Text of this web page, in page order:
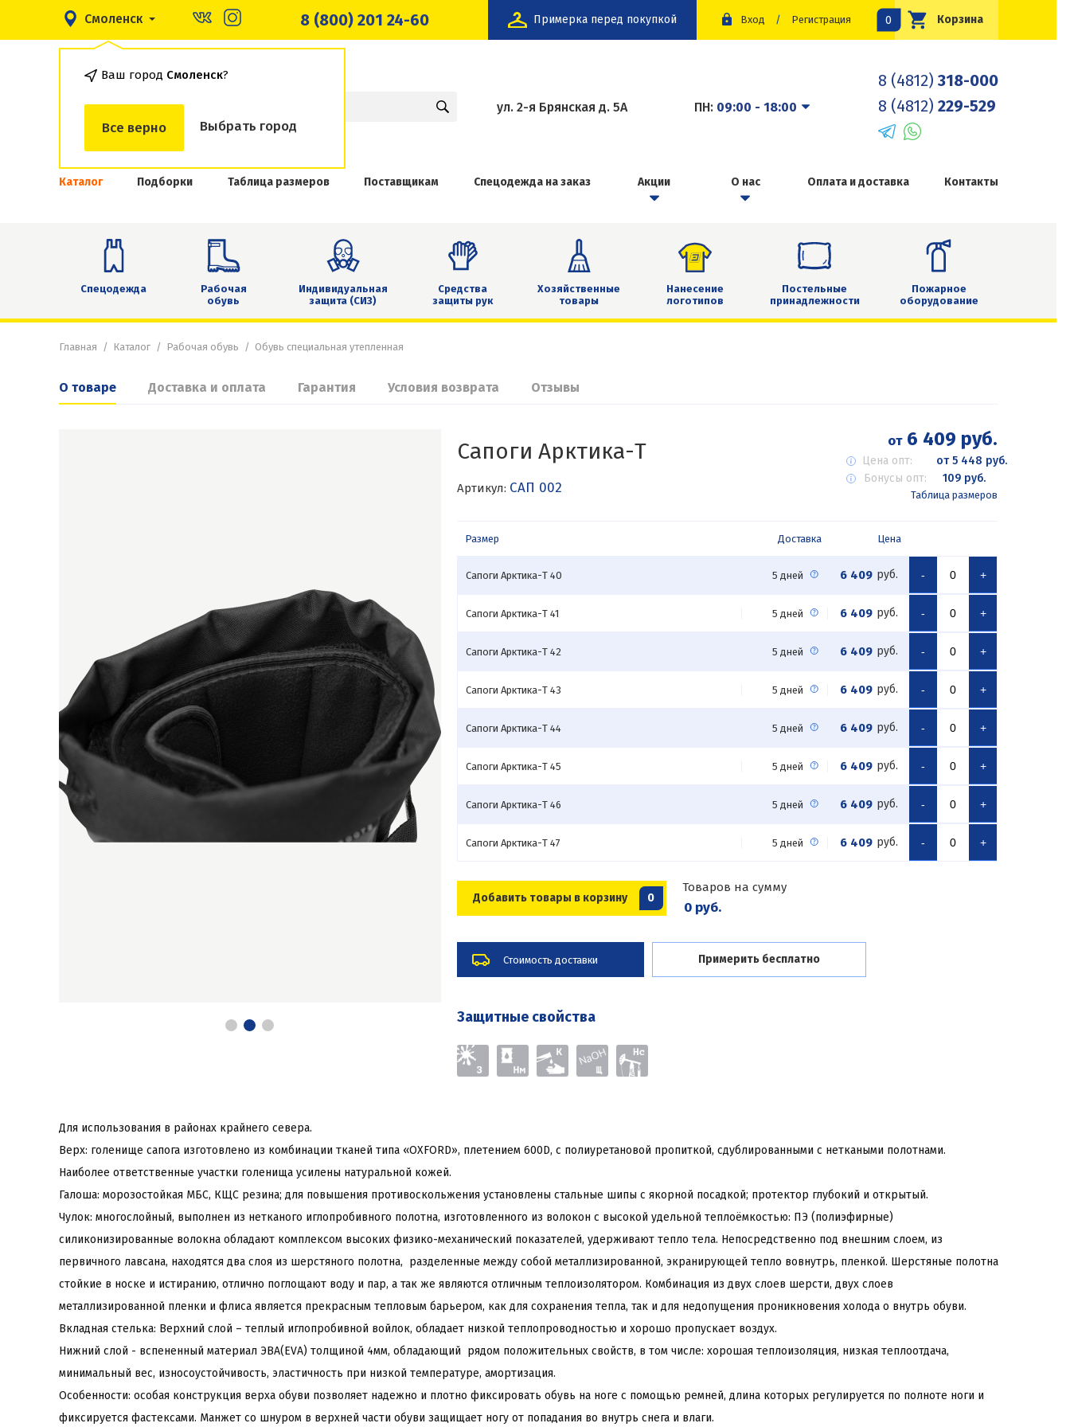
Смоленск
Ваш город Смоленск?
Все верно Выбрать город
8 (800) 201 24-60 Примерка перед покупкой Вход / Регистрация Корзина
0
ул. 2-я Брянская д. 5А ПН: 09:00 - 18:00
8 (4812) 318-000
8 (4812) 229-529
Каталог Подборки Таблица размеров Поставщикам Спецодежда на заказ Акции О нас Оплата и доставка Контакты
Спецодежда
Рабочая
обувь
Индивидуальная
защита (СИЗ)
Средства
защиты рук
Хозяйственные
товары
Нанесение
логотипов
Постельные
принадлежности
Пожарное
оборудование
Главная Каталог Рабочая обувь Обувь специальная утепленная
О товаре Доставка и оплата Гарантия Условия возврата Отзывы
Сапоги Арктика-Т
Артикул: САП 002
от6 409 руб.
Цена опт:
от 5 448 руб.
Бонусы опт:
109 руб.
Таблица размеров
Размер Доставка Цена
Сапоги Арктика-Т 40 5 дней 6 409 руб. - +
Сапоги Арктика-Т 41 5 дней 6 409 руб. - +
Сапоги Арктика-Т 42 5 дней 6 409 руб. - +
Сапоги Арктика-Т 43 5 дней 6 409 руб. - +
Сапоги Арктика-Т 44 5 дней 6 409 руб. - +
Сапоги Арктика-Т 45 5 дней 6 409 руб. - +
Сапоги Арктика-Т 46 5 дней 6 409 руб. - +
Сапоги Арктика-Т 47 5 дней 6 409 руб. - +
Добавить товары в корзину 0
Товаров на сумму
0 руб.
Стоимость доставки Примерить бесплатно
Защитные свойства
Для использования в районах крайнего севера.
Верх: голенище сапога изготовлено из комбинации тканей типа «OXFORD», плетением 600D, с полиуретановой пропиткой, сдублированными с неткаными полотнами.
Наиболее ответственные участки голенища усилены натуральной кожей.
Галоша: морозостойкая МБС, КЩС резина; для повышения противоскольжения установлены стальные шипы с якорной посадкой; протектор глубокий и открытый.
Чулок: многослойный, выполнен из нетканого иглопробивного полотна, изготовленного из волокон с высокой удельной теплоёмкостью: ПЭ (полиэфирные)
силиконизированные волокна обладают комплексом высоких физико-механический показателей, удерживают тепло тела. Непосредственно под внешним слоем, из
первичного лавсана, находятся два слоя из шерстяного полотна, разделенные между собой металлизированной, экранирующей тепло вовнутрь, пленкой. Шерстяные полотна
стойкие в носке и истиранию, отлично поглощают воду и пар, а так же являются отличным теплоизолятором. Комбинация из двух слоев шерсти, двух слоев
металлизированной пленки и флиса является прекрасным тепловым барьером, как для сохранения тепла, так и для недопущения проникновения холода о внутрь обуви.
Вкладная стелька: Верхний слой – теплый иглопробивной войлок, обладает низкой теплопроводностью и хорошо пропускает воздух.
Нижний слой - вспененный материал ЭВА(EVA) толщиной 4мм, обладающий рядом положительных свойств, в том числе: хорошая теплоизоляция, низкая теплоотдача,
минимальный вес, износоустойчивость, эластичность при низкой температуре, амортизация.
Особенности: особая конструкция верха обуви позволяет надежно и плотно фиксировать обувь на ноге с помощью ремней, длина которых регулируется по полноте ноги и
фиксируется фастексами. Манжет со шнуром в верхней части обуви защищает ногу от попадания во внутрь снега и влаги.